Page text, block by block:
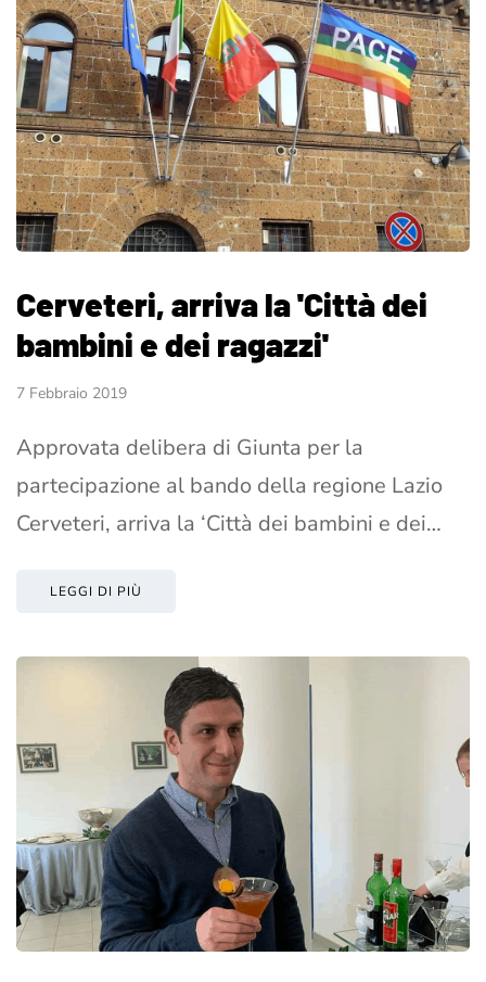
Cerveteri, arriva la 'Città dei
bambini e dei ragazzi'
7 Febbraio 2019
Approvata delibera di Giunta per la
partecipazione al bando della regione Lazio
Cerveteri, arriva la ‘Città dei bambini e dei…
LEGGI DI PIÙ